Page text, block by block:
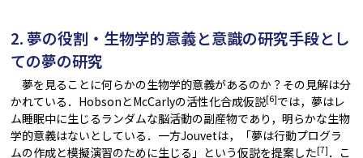
2. 夢の役割・生物学的意義と意識の研究手段とし
ての夢の研究
夢を見ることに何らかの生物学的意義があるのか？その見解は分
かれている．HobsonとMcCarlyの活性化合成仮説[6]では，夢はレ
ム睡眠中に生じるランダムな脳活動の副産物であり，明らかな生物
学的意義はないとしている．一方Jouvetは，「夢は行動プログラ
ムの作成と模擬演習のために生じる」という仮説を提案した[7] ．こ